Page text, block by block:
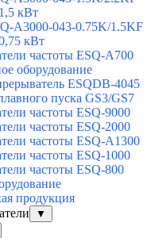
кВт
A3000-043-0.75K/1.5KF
кВт
частоты ESQ-A700
оборудование
ESQDB-4045
пуска GS3/GS7
частоты ESQ-9000
частоты ESQ-2000
частоты ESQ-A1300
частоты ESQ-1000
частоты ESQ-800
продукция
▼